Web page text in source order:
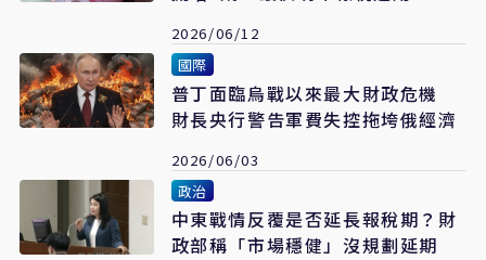
2026/06/12
國際
普丁面臨烏戰以來最大財政危機
財長央行警告軍費失控拖垮俄經濟
2026/06/03
政治
中東戰情反覆是否延長報稅期？財
政部稱「市場穩健」沒規劃延期